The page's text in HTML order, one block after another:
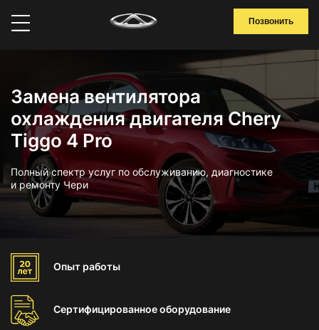
Позвонить
Замена вентилятора
охлаждения двигателя Chery
Tiggo 4 Pro
Полный спектр услуг по обслуживанию, диагностике
и ремонту Чери
Опыт работы
Сертифицированноеоборудование